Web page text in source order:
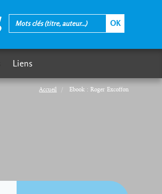
Accueil Ebook : Roger Excoffon
Liens